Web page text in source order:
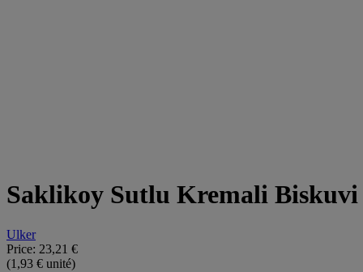
Saklikoy Sutlu Kremali Biskuvi
Ulker
Price: 23,21 €
(1,93 € unité)